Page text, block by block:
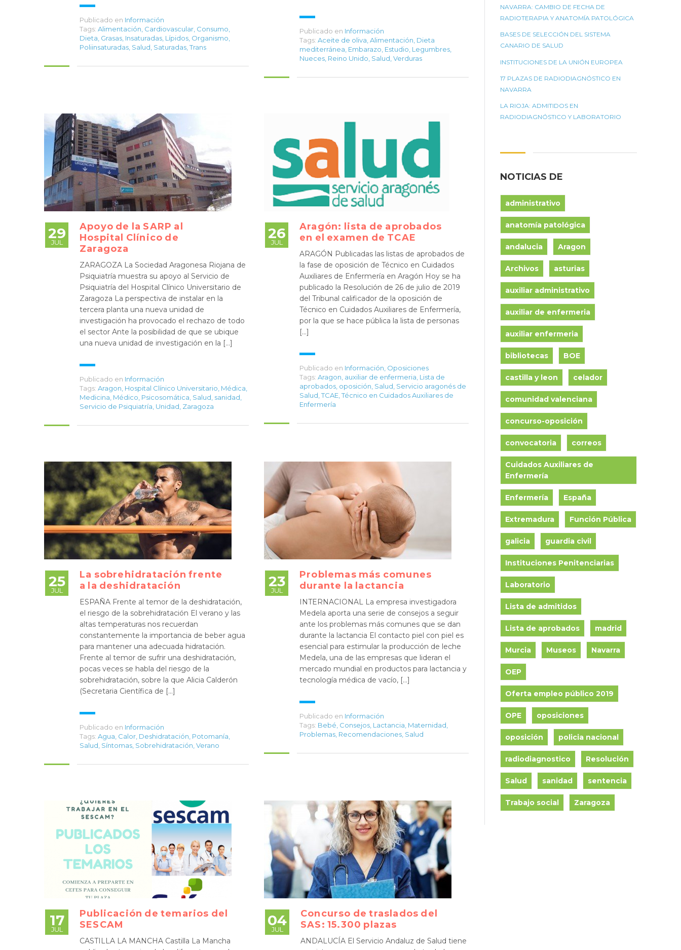
Publicado en Información
Tags: Alimentación Cardiovascular Consumo
Dieta Grasas Insaturadas Lípidos Organismo
Poliinsaturadas Salud Saturadas Trans
Publicado en Información
Tags: Aceite de oliva Alimentación Dieta
mediterránea Embarazo Estudio Legumbres
Nueces Reino Unido Salud Verduras
29
JUL
Apoyo de la SARP al
Hospital Clínico de
Zaragoza
ZARAGOZA La Sociedad Aragonesa Riojana de
Psiquiatría muestra su apoyo al Servicio de
Psiquiatría del Hospital Clínico Universitario de
Zaragoza La perspectiva de instalar en la
tercera planta una nueva unidad de
investigación ha provocado el rechazo de todo
el sector Ante la posibilidad de que se ubique
una nueva unidad de investigación en la […]
Publicado en Información
Tags: Aragon Hospital Clínico Universitario Médica
Medicina Médico Psicosomática Salud sanidad
Servicio de Psiquiatría Unidad Zaragoza
26
JUL
Aragón: lista de aprobados
en el examen de TCAE
ARAGÓN Publicadas las listas de aprobados de
la fase de oposición de Técnico en Cuidados
Auxiliares de Enfermería en Aragón Hoy se ha
publicado la Resolución de 26 de julio de 2019
del Tribunal calificador de la oposición de
Técnico en Cuidados Auxiliares de Enfermería,
por la que se hace pública la lista de personas
[…]
Publicado en Información Oposiciones
Tags: Aragon auxiliar de enfermeria Lista de
aprobados oposición Salud Servicio aragonés de
Salud TCAE Técnico en Cuidados Auxiliares de
Enfermería
25
JUL
La sobrehidratación frente
a la deshidratación
ESPAÑA Frente al temor de la deshidratación,
el riesgo de la sobrehidratación El verano y las
altas temperaturas nos recuerdan
constantemente la importancia de beber agua
para mantener una adecuada hidratación.
Frente al temor de sufrir una deshidratación,
pocas veces se habla del riesgo de la
sobrehidratación, sobre la que Alicia Calderón
(Secretaria Científica de […]
Publicado en Información
Tags: Agua Calor Deshidratación Potomanía
Salud Síntomas Sobrehidratación Verano
23
JUL
Problemas más comunes
durante la lactancia
INTERNACIONAL La empresa investigadora
Medela aporta una serie de consejos a seguir
ante los problemas más comunes que se dan
durante la lactancia El contacto piel con piel es
esencial para estimular la producción de leche
Medela, una de las empresas que lideran el
mercado mundial en productos para lactancia y
tecnología médica de vacío, […]
Publicado en Información
Tags: Bebé Consejos Lactancia Maternidad
Problemas Recomendaciones Salud
17
JUL
Publicación de temarios del
SESCAM
CASTILLA LA MANCHA Castilla La Mancha
04
JUL
Concurso de traslados del
SAS: 15.300 plazas
ANDALUCÍA El Servicio Andaluz de Salud tiene
NAVARRA: CAMBIO DE FECHA DE
RADIOTERAPIA Y ANATOMÍA PATOLÓGICA
BASES DE SELECCIÓN DEL SISTEMA
CANARIO DE SALUD
INSTITUCIONES DE LA UNIÓN EUROPEA
17 PLAZAS DE RADIODIAGNÓSTICO EN
NAVARRA
LA RIOJA: ADMITIDOS EN
RADIODIAGNÓSTICO Y LABORATORIO
NOTICIAS DE
administrativo
anatomía patológica
andalucia Aragon
Archivos asturias
auxiliar administrativo
auxiliar de enfermeria
auxiliar enfermeria
bibliotecas BOE
castilla y leon celador
comunidad valenciana
concurso-oposición
convocatoria correos
Cuidados Auxiliares de
Enfermería
Enfermería España
Extremadura Función Pública
galicia guardia civil
Instituciones Penitenciarias
Laboratorio
Lista de admitidos
Lista de aprobados madrid
Murcia Museos Navarra
OEP
Oferta empleo público 2019
OPE oposiciones
oposición policia nacional
radiodiagnostico Resolución
Salud sanidad sentencia
Trabajo social Zaragoza